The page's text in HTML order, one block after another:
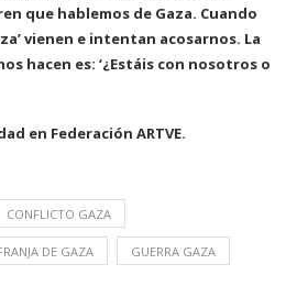
que hablemos de Gaza. Cuando
vienen e intentan acosarnos. La
hacen es: ‘¿Estáis con nosotros o
en Federación ARTVE.
CONFLICTO GAZA
DE GAZA GUERRA GAZA